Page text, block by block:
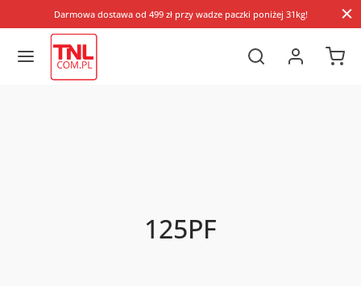
Darmowa dostawa od 499 zł przy wadze paczki poniżej 31kg!
125PF